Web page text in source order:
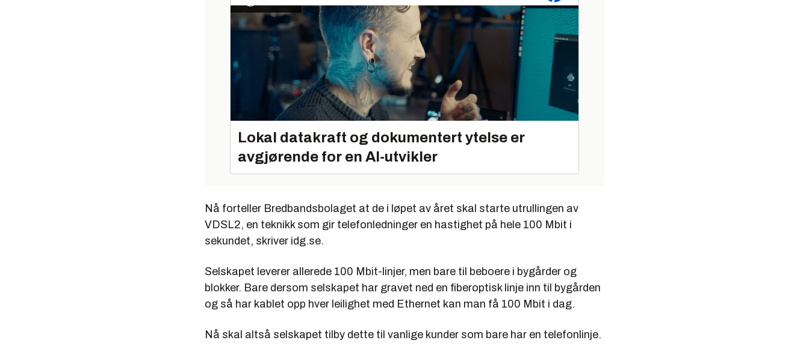
Lokal datakraft og dokumentert ytelse er
avgjørende for en AI-utvikler
Nå forteller Bredbandsbolaget at de i løpet av året skal starte utrullingen av
VDSL2, en teknikk som gir telefonledninger en hastighet på hele 100 Mbit i
sekundet, skriver idg.se.
Selskapet leverer allerede 100 Mbit-linjer, men bare til beboere i bygårder og
blokker. Bare dersom selskapet har gravet ned en fiberoptisk linje inn til bygården
og så har kablet opp hver leilighet med Ethernet kan man få 100 Mbit i dag.
Nå skal altså selskapet tilby dette til vanlige kunder som bare har en telefonlinje.